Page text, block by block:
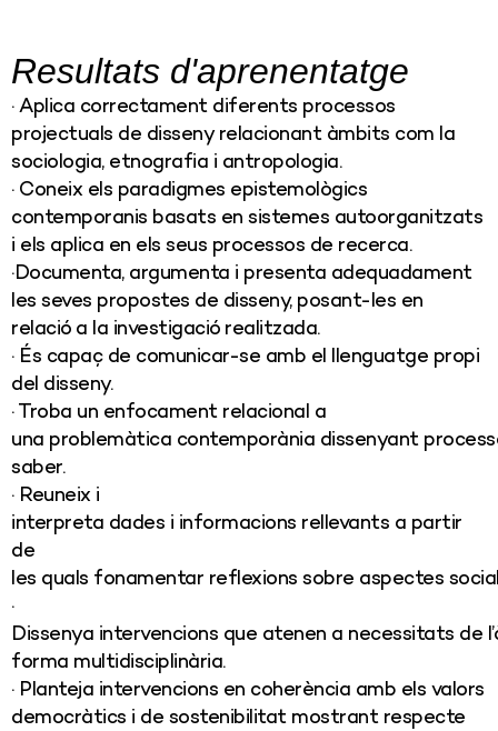
Resultats d'aprenentatge
· Aplica correctament diferents processos
projectuals de disseny relacionant àmbits com la
sociologia, etnografia i antropologia.
· Coneix els paradigmes epistemològics
contemporanis basats en sistemes autoorganitzats
i els aplica en els seus processos de recerca.
·Documenta, argumenta i presenta adequadament
les seves propostes de disseny, posant-les en
relació a la investigació realitzada.
· És capaç de comunicar-se amb el llenguatge propi
del disseny.
· Troba un enfocament relacional a
una problemàtica contemporània dissenyant
saber.
· Reuneix i
interpreta dades i informacions rellevants a partir
de
les quals fonamentar reflexions sobre aspectes
·
Dissenya intervencions que atenen a necessitats de
forma multidisciplinària.
· Planteja intervencions en coherència amb els valors
democràtics i de sostenibilitat mostrant respecte